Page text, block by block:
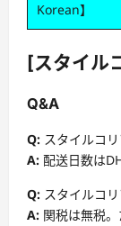
Korean】
[スタイル
Q&A
Q: スタイルコ
A: 配送日数は
Q: スタイルコ
A: 関税は無税